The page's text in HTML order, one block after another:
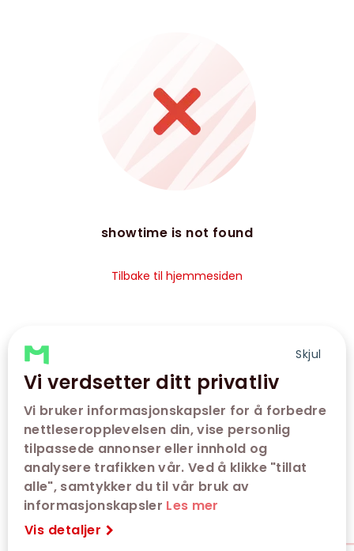
Skjul
Vi verdsetter ditt privatliv
Vi bruker informasjonskapsler for å forbedre
nettleseropplevelsen din, vise personlig
tilpassede annonser eller innhold og
analysere trafikken vår. Ved å klikke "tillat
alle", samtykker du til vår bruk av
informasjonskapsler Les mer
Vis detaljer
showtime is not found
Tilbake til hjemmesiden